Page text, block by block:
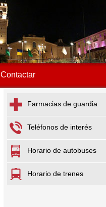
Contactar
Farmacias de guardia
Teléfonos de interés
Horario de autobuses
Horario de trenes